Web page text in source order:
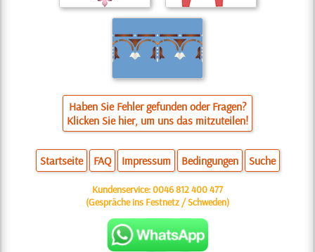
Haben Sie Fehler gefunden oder Fragen?
Klicken Sie hier, um uns das mitzuteilen!
Startseite FAQ Impressum Bedingungen Suche
Kundenservice:0046 812 400 477
(Gespräche ins Festnetz / Schweden)